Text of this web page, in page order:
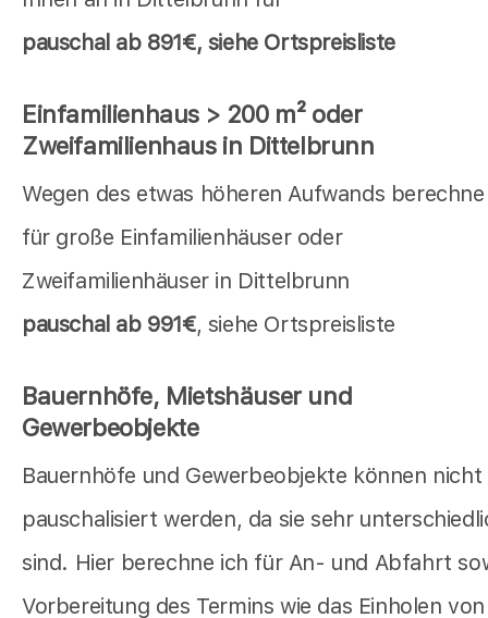
pauschal ab 891€, siehe Ortspreisliste
Einfamilienhaus > 200 m² oder
Zweifamilienhaus in Dittelbrunn
Wegen des etwas höheren Aufwands
für große Einfamilienhäuser oder
Zweifamilienhäuser in Dittelbrunn
pauschal ab 991€, siehe Ortspreisliste
Bauernhöfe, Mietshäuser und
Gewerbeobjekte
Bauernhöfe und Gewerbeobjekte können nicht
pauschalisiert werden, da sie sehr
sind. Hier berechne ich für An- und Abfahrt
Vorbereitung des Termins wie das Einholen von